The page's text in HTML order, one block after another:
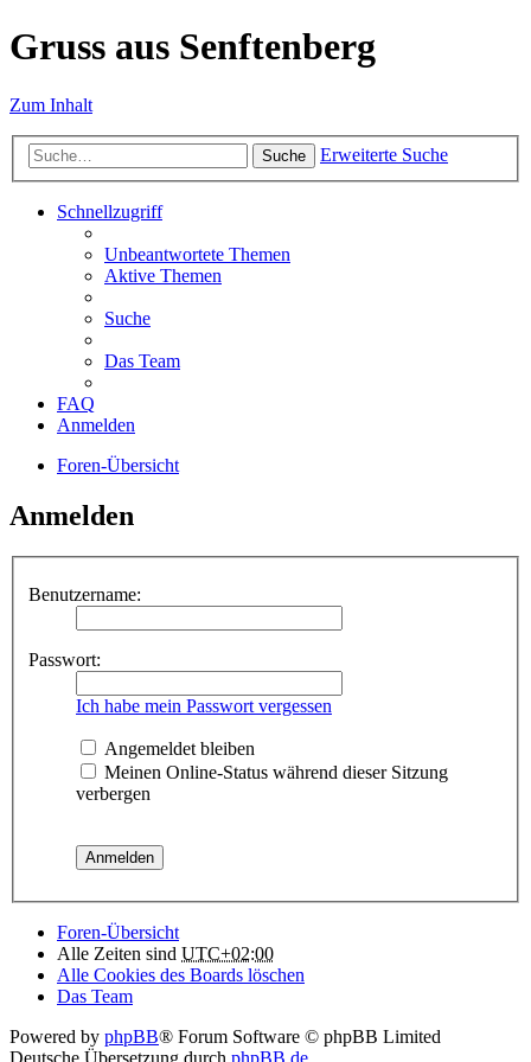
Gruss aus Senftenberg
Zum Inhalt
Suche Erweiterte Suche
Schnellzugriff
Unbeantwortete Themen
Aktive Themen
Suche
Das Team
FAQ
Anmelden
Foren-Übersicht
Anmelden
Benutzername:
Passwort:
Ich habe mein Passwort vergessen
Angemeldet bleiben
Meinen Online-Status während dieser Sitzung
verbergen
Foren-Übersicht
Alle Zeiten sind UTC+02:00
Alle Cookies des Boards löschen
Das Team
Powered by phpBB® Forum Software © phpBB Limited
Deutsche Übersetzung durch phpBB.de